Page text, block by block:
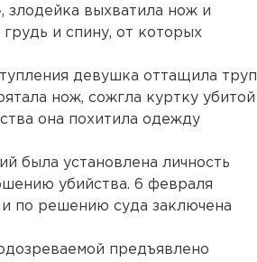
злодейка выхватила нож и
и спину, от которых
девушка оттащила труп
нож, сожгла куртку убитой
она похитила одежду
была установлена личность
убийства. 6 февраля
по решению суда заключена
предъявлено